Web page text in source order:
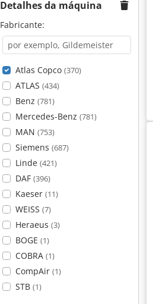
Detalhes da máquina
Fabricante:
Atlas Copco (370)
ATLAS (434)
Benz (781)
Mercedes-Benz (781)
MAN (753)
Siemens (687)
Linde (421)
DAF (396)
Kaeser (11)
WEISS (7)
Heraeus (3)
BOGE (1)
COBRA (1)
CompAir (1)
STB (1)